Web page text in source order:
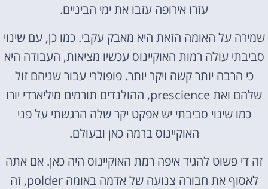
עזרו אירופה עזבו את ימי הביניים.
שמירה על האומה הזאת היא מאבק עקבי. כמו כן, עם שינוי
סביבתי עולה רמות האוקיינוס ​​עכשיו מציאות, העבודה היא
כי הרבה יותר קשה ויקר יותר. פופולרי עבור שניהם זול
שלהם ואת prescience, ההולנדים תורמים מיליארדי יורו
כמו שינוי סביבתי יש אפקט יקר שלה הרגשתי על פני
האוקיינוס ​​ברמה כאן ובעולם.
זה די פשוט להגיד איפה רמת האוקיינוס ​​היה כאן. אם אתה
לאסוף את חבורה צנועה של אדמה באומה polder, זה